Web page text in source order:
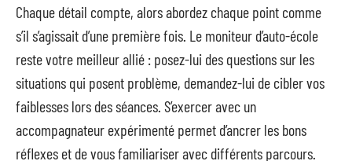
Chaque détail compte, alors abordez chaque point comme
s’il s’agissait d’une première fois. Le moniteur d’auto-école
reste votre meilleur allié : posez-lui des questions sur les
situations qui posent problème, demandez-lui de cibler vos
faiblesses lors des séances. S’exercer avec un
accompagnateur expérimenté permet d’ancrer les bons
réflexes et de vous familiariser avec différents parcours.